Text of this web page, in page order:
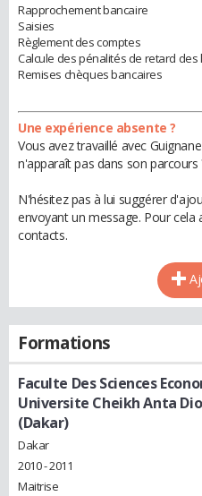
Rapprochement bancaire
Saisies
Règlement des comptes
Calcule des pénalités de retard des
Remises chèques bancaires
Une expérience absente ?
Vous avez travaillé avec
n'apparaît pas dans son parcours
N'hésitez pas à lui suggérer
envoyant un message. Pour
contacts.
Formations
Faculte Des Sciences
Universite Cheikh Anta
(Dakar)
Dakar
2010 - 2011
Maitrise